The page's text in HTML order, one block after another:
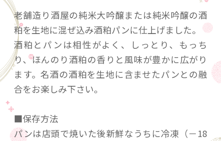
老舗造り酒屋の純米大吟醸または純米吟醸の酒
粕を生地に混ぜ込み酒粕パンに仕上げました。
酒粕とパンは相性がよく、しっとり、もっち
り、ほんのり酒粕の香りと風味が豊かに広がり
ます。名酒の酒粕を生地に含ませたパンとの融
合をお楽しみ下さい。
■保存方法
パンは店頭で焼いた後新鮮なうちに冷凍（－18